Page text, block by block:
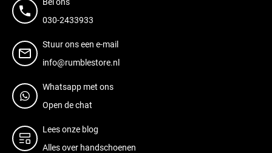
030-2433933
Stuur ons een e-mail
info@rumblestore.nl
Whatsapp met ons
Open de chat
Lees onze blog
Alles over handschoenen